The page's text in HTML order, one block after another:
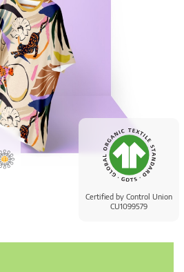
Certified by Control Union
CU1099579